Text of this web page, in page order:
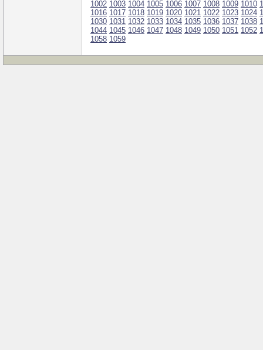
1002 1003 1004 1005 1006 1007 1008 1009 1010
1016 1017 1018 1019 1020 1021 1022 1023 1024
1030 1031 1032 1033 1034 1035 1036 1037 1038
1044 1045 1046 1047 1048 1049 1050 1051 1052
1058 1059